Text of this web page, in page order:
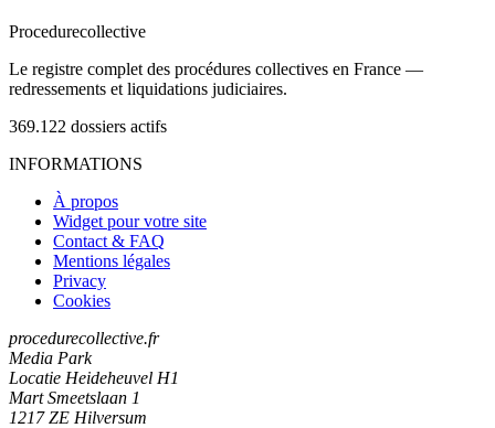
Procedurecollective
Le registre complet des procédures collectives en France —
redressements et liquidations judiciaires.
369.122 dossiers actifs
INFORMATIONS
À propos
Widget pour votre site
Contact & FAQ
Mentions légales
Privacy
Cookies
procedurecollective.fr
Media Park
Locatie Heideheuvel H1
Mart Smeetslaan 1
1217 ZE Hilversum